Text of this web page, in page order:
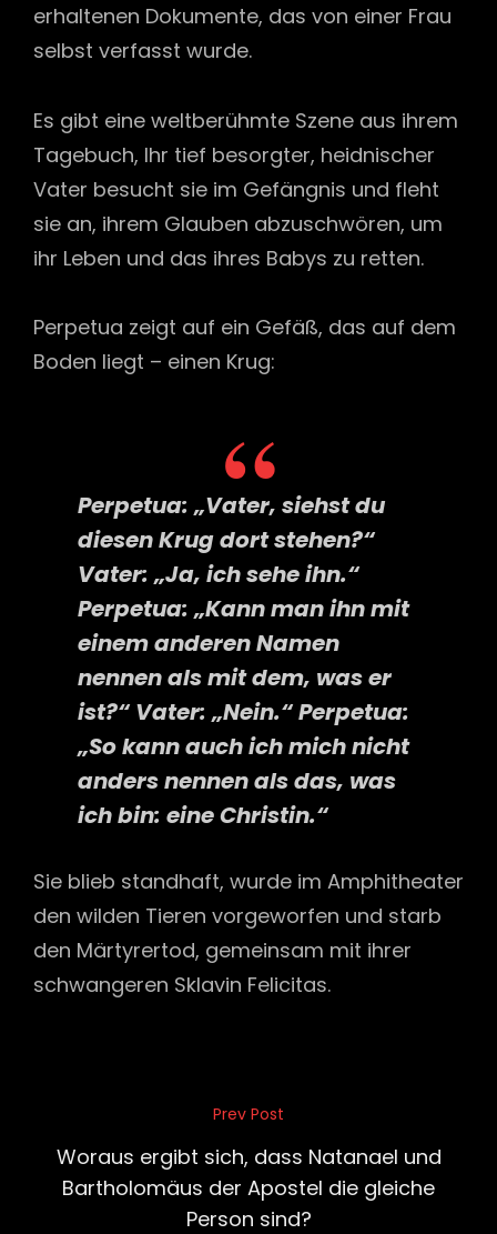
erhaltenen Dokumente, das von einer Frau
selbst verfasst wurde.
Es gibt eine weltberühmte Szene aus ihrem
Tagebuch, Ihr tief besorgter, heidnischer
Vater besucht sie im Gefängnis und fleht
sie an, ihrem Glauben abzuschwören, um
ihr Leben und das ihres Babys zu retten.
Perpetua zeigt auf ein Gefäß, das auf dem
Boden liegt – einen Krug:
Perpetua: „Vater, siehst du
diesen Krug dort stehen?“
Vater: „Ja, ich sehe ihn.“
Perpetua: „Kann man ihn mit
einem anderen Namen
nennen als mit dem, was er
ist?“ Vater: „Nein.“Perpetua:
„So kann auch ich mich nicht
anders nennen als das, was
ich bin: eine Christin.“
Sie blieb standhaft, wurde im Amphitheater
den wilden Tieren vorgeworfen und starb
den Märtyrertod, gemeinsam mit ihrer
schwangeren Sklavin Felicitas.
Beitragsnavigation
Post
Prev Post
Woraus ergibt sich, dass Natanael und
Bartholomäus der Apostel die gleiche
Person sind?